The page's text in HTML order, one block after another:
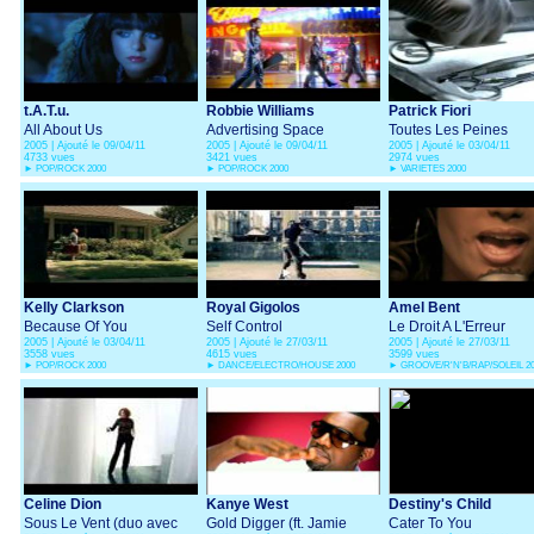
t.A.T.u.
All About Us
2005 | Ajouté le 09/04/11
4733 vues
► POP/ROCK 2000
Robbie Williams
Advertising Space
2005 | Ajouté le 09/04/11
3421 vues
► POP/ROCK 2000
Patrick Fiori
Toutes Les Peines
2005 | Ajouté le 03/04/11
2974 vues
► VARIETES 2000
Kelly Clarkson
Because Of You
2005 | Ajouté le 03/04/11
3558 vues
► POP/ROCK 2000
Royal Gigolos
Self Control
2005 | Ajouté le 27/03/11
4615 vues
► DANCE/ELECTRO/HOUSE 2000
Amel Bent
Le Droit A L'Erreur
2005 | Ajouté le 27/03/11
3599 vues
► GROOVE/R'N'B/RAP/SOLEIL
Celine Dion
Sous Le Vent (duo avec
Kanye West
Gold Digger (ft. Jamie
Destiny's Child
Cater To You